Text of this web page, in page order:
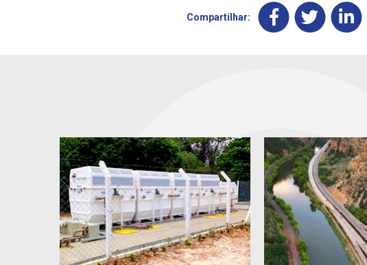
Compartilhar: